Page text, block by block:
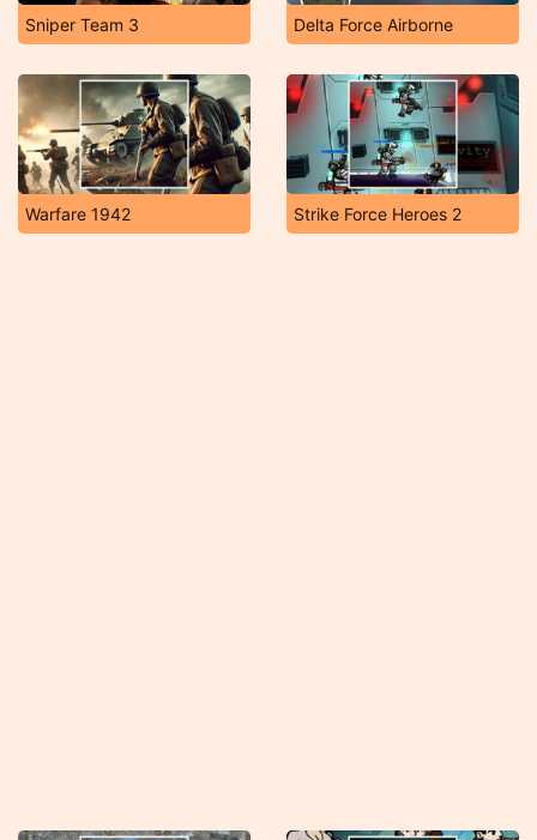
Sniper Team 3 Delta Force Airborne
Warfare 1942 Strike Force Heroes 2